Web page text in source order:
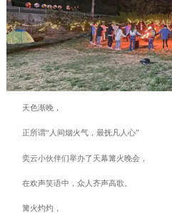
天色渐晚，
正所谓“人间烟火气，最抚凡人心”
奕云小伙伴们举办了天幕篝火晚会，
在欢声笑语中，众人齐声高歌。
篝火灼灼，